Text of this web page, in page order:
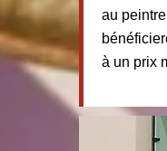
au
à un prix